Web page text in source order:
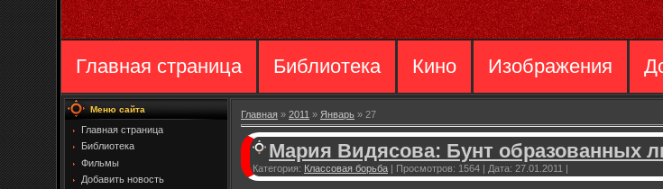
Главная страница Библиотека Кино Изображения
Меню сайта
Главная страница
Библиотека
Фильмы
Добавить новость
Главная » 2011 » Январь » 27
Мария Видясова: Бунт образованных
Категория: Классовая борьба | Просмотров: 1564 | Дата: 27.01.2011 |